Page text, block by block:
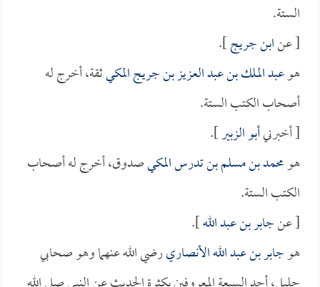
الستة.
[ عنابن جريج].
هوعبد الملك بن عبد العزيز بن جريج المكيثقة، أخرج له
أصحاب الكتب الستة.
[ أخبرنيأبو الزبير].
هومحمد بن مسلم بن تدرس المكيصدوق، أخرج له أصحاب
الكتب الستة.
[ عنجابر بن عبد الله].
هوجابر بن عبد الله الأنصاريرضي الله عنهما وهو صحابي